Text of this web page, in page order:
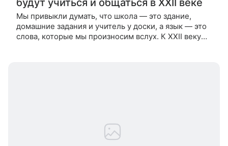
будут учиться и общаться в XXII веке
Мы привыкли думать, что школа — это здание,
домашние задания и учитель у доски, а язык — это
слова, которые мы произносим вслух. К XXII веку